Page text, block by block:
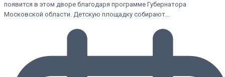
появится в этом дворе благодаря программе Губернатора
Московской области. Детскую площадку собирают…